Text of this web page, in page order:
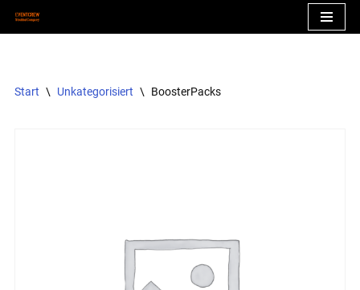
Start \ Unkategorisiert \ BoosterPacks